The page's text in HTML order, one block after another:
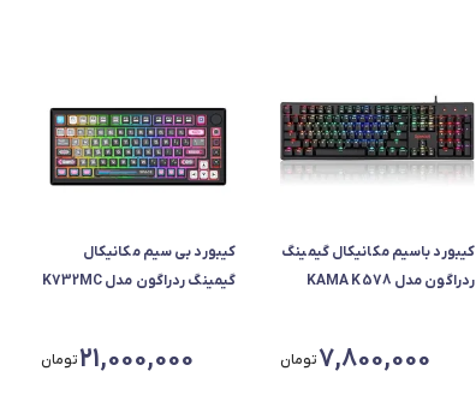
کیبورد باسیم مکانیکال گیمینگ
ردراگون مدل KAMA K578
7,800,000تومان
کیبورد بی سیم مکانیکال
گیمینگ ردراگون مدل K732MC
21,000,000تومان